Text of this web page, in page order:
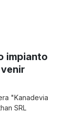
impianto
"Kanadevia
SRL